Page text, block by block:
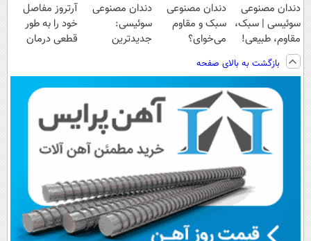
دندان مصنوعی
سوئیسی | سبک،
مقاوم، طبیعی!
ویزیت
رایگان+پرداخت
اقساطی😍
دندان مصنوعی
سبک و مقاوم
می‌خوای؟
هم داریم!😍 |
📍تهران
دندان مصنوعی
سوئیسی:
جدیدترین
پرداخت قسطی
آرتروز مفاصل
خود را به طور
قطعی درمان
بازگشت به بالای صفحه